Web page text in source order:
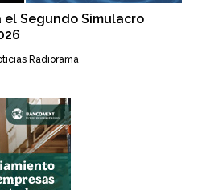
Segundo Simulacro
Radiorama